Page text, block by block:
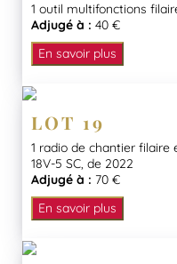
1 outil multifonctions
Adjugé à : 40 €
En savoir plus
LOT 19
1 radio de chantier filaire
18V-5 SC, de 2022
Adjugé à : 70 €
En savoir plus